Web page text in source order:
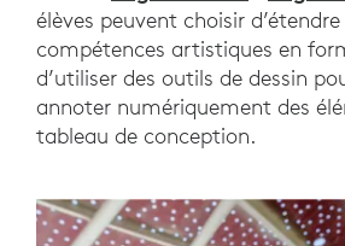
élèves peuvent choisir d’étendre
compétences artistiques en
d’utiliser des outils de dessin
annoter numériquement des
tableau de conception.